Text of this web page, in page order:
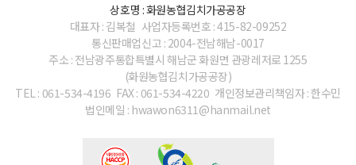
상호명 : 화원농협김치가공공장
대표자 : 김복철 사업자등록번호 : 415-82-09252
통신판매업신고 : 2004-전남해남-0017
주소 : 전남광주통합특별시 해남군 화원면 관광레저로 1255
(화원농협김치가공공장)
TEL : 061-534-4196 FAX : 061-534-4220 개인정보관리책임자 : 한수민
법인메일 : hwawon6311@hanmail.net